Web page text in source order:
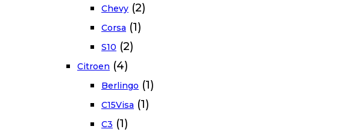
Chevy (2)
Corsa (1)
S10 (2)
Citroen (4)
Berlingo (1)
C15Visa (1)
C3 (1)